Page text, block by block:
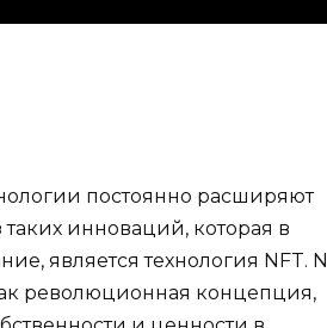
постоянно расширяют
инноваций, которая в
является технология NFT. N
революционная концепция,